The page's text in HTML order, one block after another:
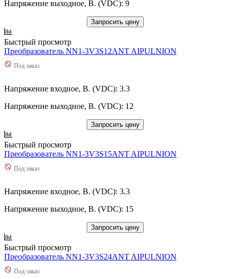
Напряжение выходное, В. (VDC): 9
Запросить цену
Быстрый просмотр
Преобразователь NN1-3V3S12ANT AIPULNION
Под заказ
Напряжение входное, В. (VDC): 3.3
Напряжение выходное, В. (VDC): 12
Запросить цену
Быстрый просмотр
Преобразователь NN1-3V3S15ANT AIPULNION
Под заказ
Напряжение входное, В. (VDC): 3.3
Напряжение выходное, В. (VDC): 15
Запросить цену
Быстрый просмотр
Преобразователь NN1-3V3S24ANT AIPULNION
Под заказ